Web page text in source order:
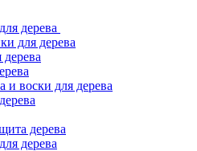
дерева
для дерева
и воски для дерева
дерева
дерева